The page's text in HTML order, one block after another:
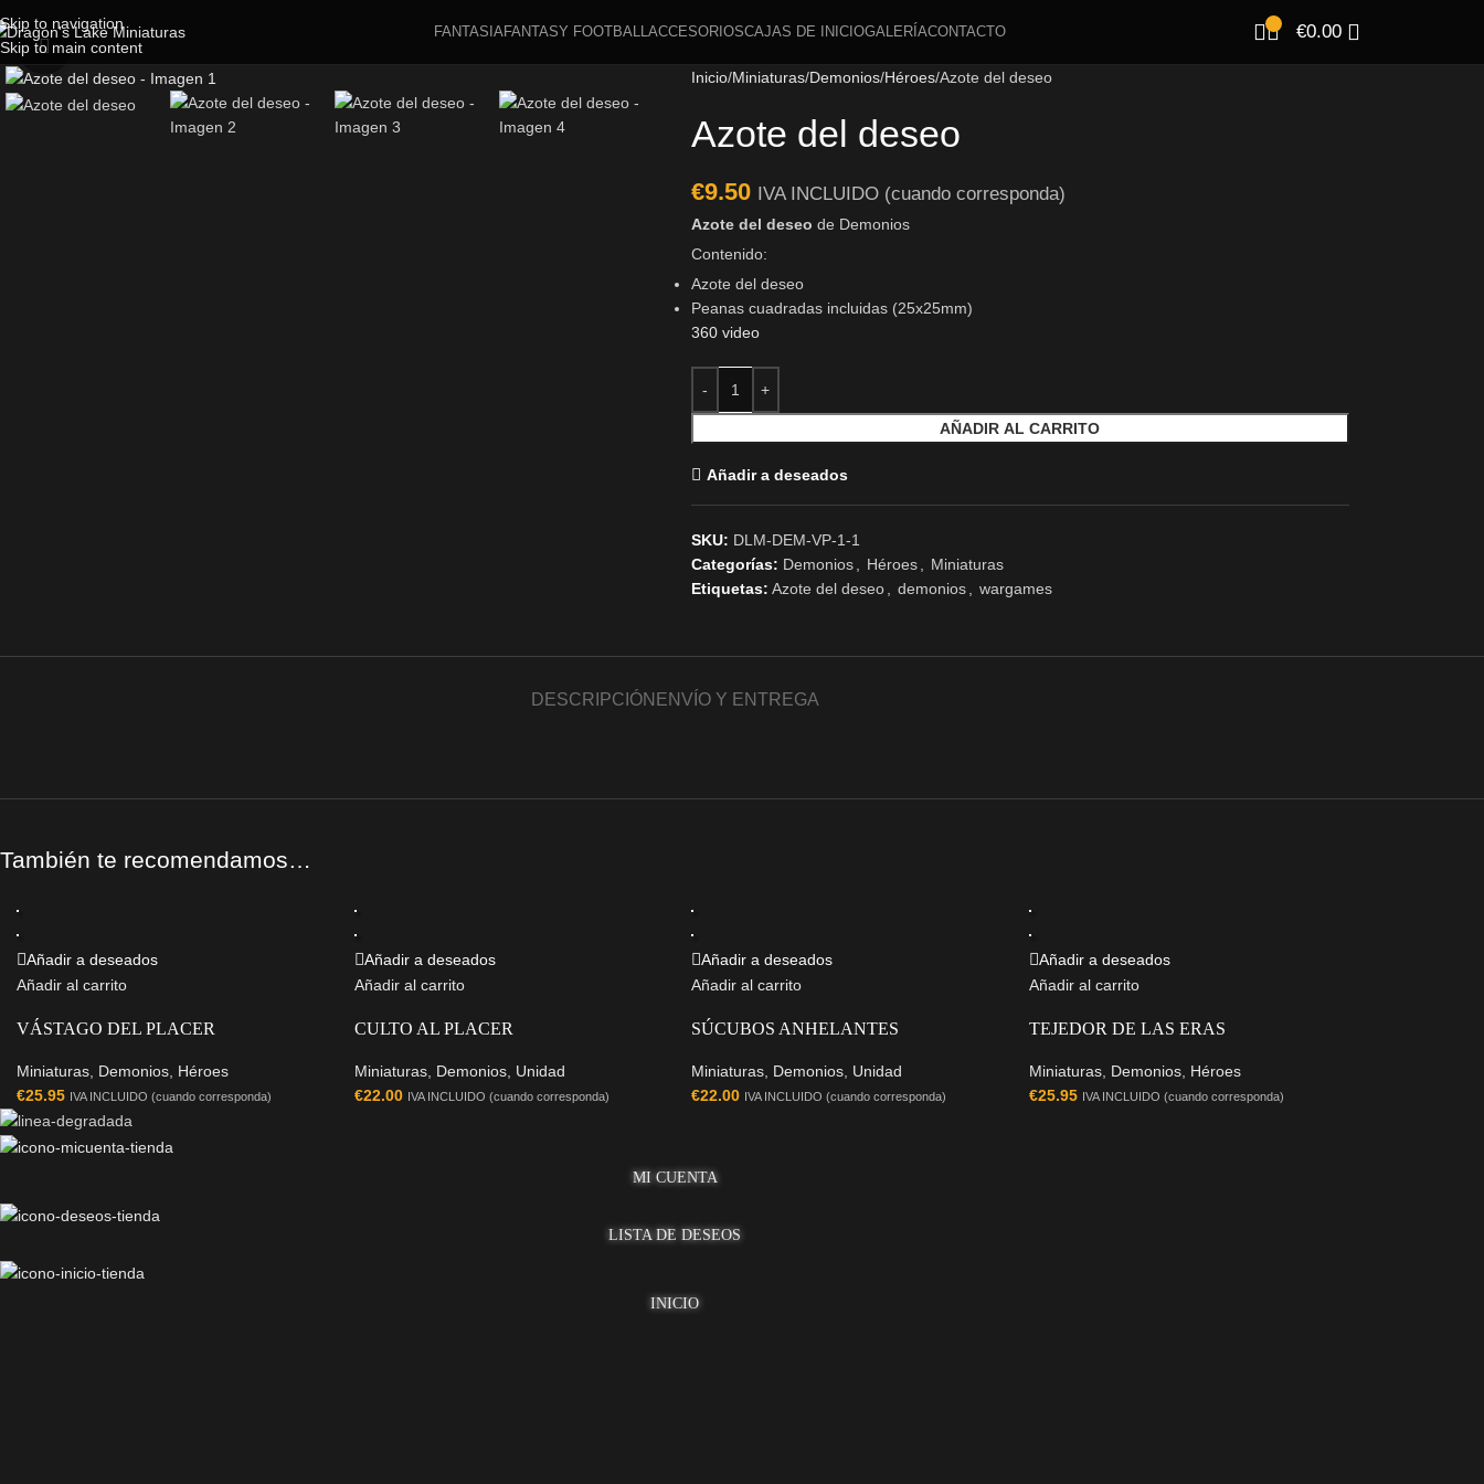
Skip to navigation
Skip to main content
FANTASIAFANTASY FOOTBALLACCESORIOSCAJAS DE INICIOGALERÍACONTACTO €0.00
Click to enlarge
Inicio Miniaturas Demonios Héroes Azote del deseo
Azote del deseo
€9.50 IVA INCLUIDO (cuando corresponda)
Azote del deseo de Demonios
Contenido:
Azote del deseo
Peanas cuadradas incluidas (25x25mm)
360 video
AÑADIR AL CARRITO
Añadir a deseados
SKU: DLM-DEM-VP-1-1
Categorías: Demonios Héroes
Miniaturas
Etiquetas: Azote del deseo demonios wargames
DESCRIPCIÓN ENVÍO Y ENTREGA
También te recomendamos…
Añadir a deseados
Añadir al carrito
VÁSTAGO DEL PLACER
Miniaturas Demonios Héroes
€25.95 IVA INCLUIDO (cuando corresponda)
Añadir a deseados
Añadir al carrito
CULTO AL PLACER
Miniaturas, Demonios, Unidad
€22.00 IVA INCLUIDO (cuando corresponda)
Añadir a deseados
Añadir al carrito
SÚCUBOS ANHELANTES
Miniaturas Demonios Unidad
€22.00 IVA INCLUIDO (cuando corresponda)
Añadir a deseados
Añadir al carrito
TEJEDOR DE LAS ERAS
Miniaturas, Demonios, Héroes
€25.95 IVA INCLUIDO (cuando corresponda)
MI CUENTA
LISTA DE DESEOS
INICIO